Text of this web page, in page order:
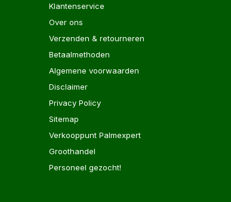
Klantenservice
Over ons
Verzenden & retourneren
Betaalmethoden
Algemene voorwaarden
Disclaimer
Privacy Policy
Sitemap
Verkooppunt Palmexpert
Groothandel
Personeel gezocht!